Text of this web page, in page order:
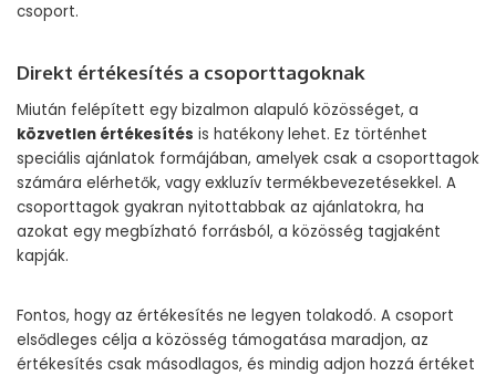
csoport.
Direkt értékesítés a csoporttagoknak
Miután felépített egy bizalmon alapuló közösséget, a
közvetlen értékesítés is hatékony lehet. Ez történhet
speciális ajánlatok formájában, amelyek csak a csoporttagok
számára elérhetők, vagy exkluzív termékbevezetésekkel. A
csoporttagok gyakran nyitottabbak az ajánlatokra, ha
azokat egy megbízható forrásból, a közösség tagjaként
kapják.
Fontos, hogy az értékesítés ne legyen tolakodó. A csoport
elsődleges célja a közösség támogatása maradjon, az
értékesítés csak másodlagos, és mindig adjon hozzá értéket